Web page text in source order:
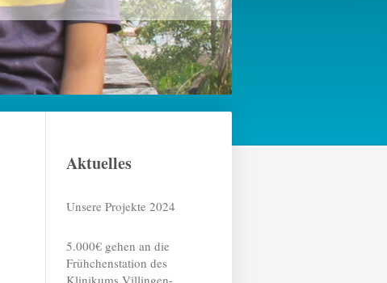
Aktuelles
Unsere Projekte 2024
5.000€ gehen an die
Frühchenstation des